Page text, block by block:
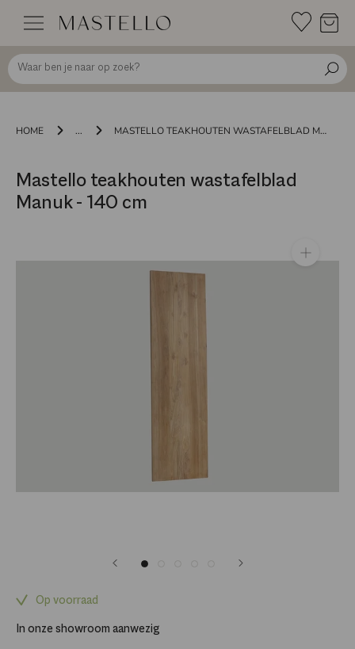
inhoud
HOME ... MASTELLO TEAKHOUTEN WASTAFELBLAD MANUK - 140 CM
Op voorraad
In onze showroom aanwezig
Mastello teakhouten wastafelblad
Manuk - 140 cm